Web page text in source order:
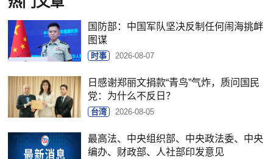
国防部：中国军队坚决反制任何闹海挑衅
图谋
时事 2026-08-07
日感谢郑丽文捐款“青鸟”气炸，质问国民
党：为什么不反日？
台湾 2026-08-05
最高法、中央组织部、中央政法委、中央
编办、财政部、人社部印发意见